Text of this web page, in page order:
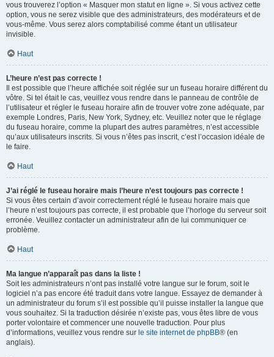
vous trouverez l’option « Masquer mon statut en ligne ». Si vous activez cette
option, vous ne serez visible que des administrateurs, des modérateurs et de
vous-même. Vous serez alors comptabilisé comme étant un utilisateur
invisible.
Haut
L’heure n’est pas correcte !
Il est possible que l’heure affichée soit réglée sur un fuseau horaire différent du
vôtre. Si tel était le cas, veuillez vous rendre dans le panneau de contrôle de
l’utilisateur et régler le fuseau horaire afin de trouver votre zone adéquate, par
exemple Londres, Paris, New York, Sydney, etc. Veuillez noter que le réglage
du fuseau horaire, comme la plupart des autres paramètres, n’est accessible
qu’aux utilisateurs inscrits. Si vous n’êtes pas inscrit, c’est l’occasion idéale de
le faire.
Haut
J’ai réglé le fuseau horaire mais l’heure n’est toujours pas correcte !
Si vous êtes certain d’avoir correctement réglé le fuseau horaire mais que
l’heure n’est toujours pas correcte, il est probable que l’horloge du serveur soit
erronée. Veuillez contacter un administrateur afin de lui communiquer ce
problème.
Haut
Ma langue n’apparaît pas dans la liste !
Soit les administrateurs n’ont pas installé votre langue sur le forum, soit le
logiciel n’a pas encore été traduit dans votre langue. Essayez de demander à
un administrateur du forum s’il est possible qu’il puisse installer la langue que
vous souhaitez. Si la traduction désirée n’existe pas, vous êtes libre de vous
porter volontaire et commencer une nouvelle traduction. Pour plus
d’informations, veuillez vous rendre sur le site internet de phpBB® (en
anglais).